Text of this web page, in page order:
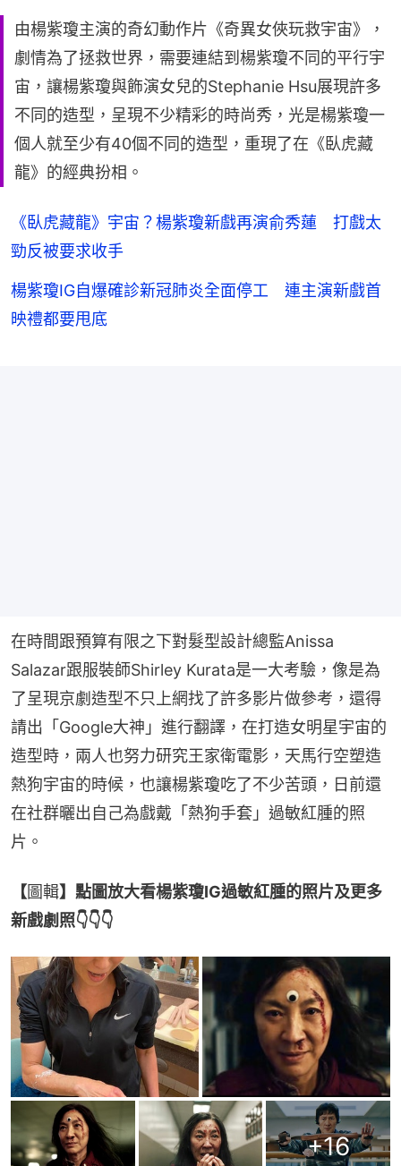
由楊紫瓊主演的奇幻動作片《奇異女俠玩救宇宙》，
劇情為了拯救世界，需要連結到楊紫瓊不同的平行宇
宙，讓楊紫瓊與飾演女兒的Stephanie Hsu展現許多
不同的造型，呈現不少精彩的時尚秀，光是楊紫瓊一
個人就至少有40個不同的造型，重現了在《臥虎藏
龍》的經典扮相。
《臥虎藏龍》宇宙？楊紫瓊新戲再演俞秀蓮 打戲太
勁反被要求收手
楊紫瓊IG自爆確診新冠肺炎全面停工 連主演新戲首
映禮都要甩底
在時間跟預算有限之下對髮型設計總監Anissa
Salazar跟服裝師Shirley Kurata是一大考驗，像是為
了呈現京劇造型不只上網找了許多影片做參考，還得
請出「Google大神」進行翻譯，在打造女明星宇宙的
造型時，兩人也努力研究王家衛電影，天馬行空塑造
熱狗宇宙的時候，也讓楊紫瓊吃了不少苦頭，日前還
在社群曬出自己為戲戴「熱狗手套」過敏紅腫的照
片。
【圖輯】點圖放大看楊紫瓊IG過敏紅腫的照片及更多
新戲劇照👇👇👇
+16